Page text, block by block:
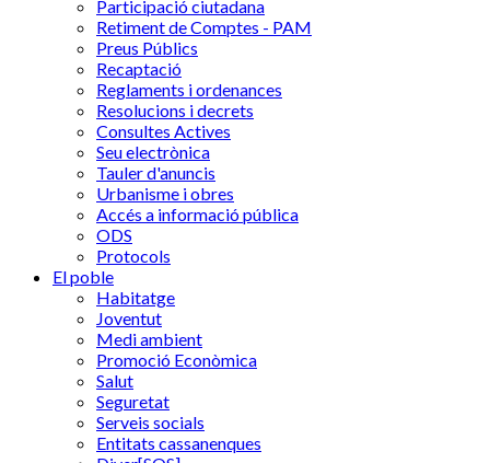
Participació ciutadana
Retiment de Comptes - PAM
Preus Públics
Recaptació
Reglaments i ordenances
Resolucions i decrets
Consultes Actives
Seu electrònica
Tauler d'anuncis
Urbanisme i obres
Accés a informació pública
ODS
Protocols
El poble
Habitatge
Joventut
Medi ambient
Promoció Econòmica
Salut
Seguretat
Serveis socials
Entitats cassanenques